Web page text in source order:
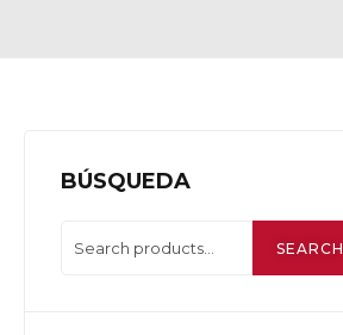
BÚSQUEDA
SEARCH